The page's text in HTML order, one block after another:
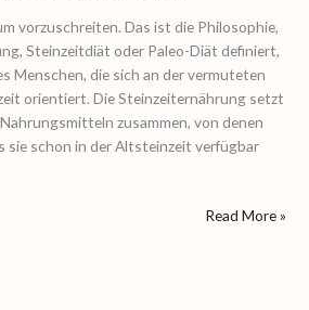
vorzuschreiten. Das ist die Philosophie,
Steinzeitdiät oder Paleo-Diät definiert,
Menschen, die sich an der vermuteten
orientiert. Die Steinzeiternährung setzt
zusammen, von denen
sie schon in der Altsteinzeit verfügbar
Read More »